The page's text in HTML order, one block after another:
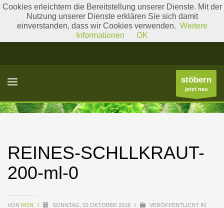
Literatur Gattungslisten
stöbern
jetzt neu
REINES-SCHLLKRAUT-
200-ml-0
VON RON / SONNTAG, 02 OKTOBER 2016 / VERÖFFENTLICHT IN
Cookies erleichtern die Bereitstellung unserer Dienste. Mit der
Nutzung unserer Dienste erklären Sie sich damit
einverstanden, dass wir Cookies verwenden. Weitere
Informationen
OK